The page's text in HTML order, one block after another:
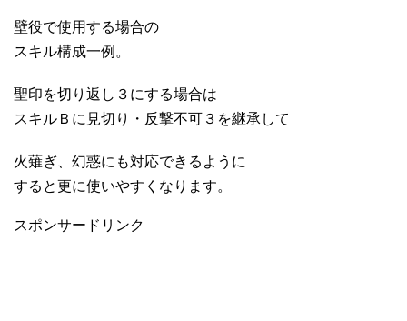
壁役で使用する場合の
スキル構成一例。
聖印を切り返し３にする場合は
スキルＢに見切り・反撃不可３を継承して
火薙ぎ、幻惑にも対応できるように
すると更に使いやすくなります。
スポンサードリンク